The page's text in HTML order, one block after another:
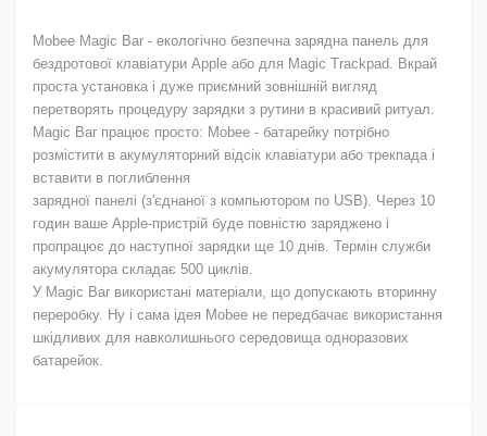
Mobee Magic Bar - екологічно безпечна зарядна панель для
бездротової клавіатури Apple або для Magic Trackpad. Вкрай
проста установка і дуже приємний зовнішній вигляд
перетворять процедуру зарядки з рутини в красивий ритуал.
Magic Bar працює просто: Mobee - батарейку потрібно
розмістити в акумуляторний відсік клавіатури або трекпада і
вставити в поглиблення
зарядної панелі (з'єднаної з компьютором по USB). Через 10
годин ваше Apple-пристрій буде повністю заряджено і
пропрацює до наступної зарядки ще 10 днів. Термін служби
акумулятора складає 500 циклів.
У Magic Bar використані матеріали, що допускають вторинну
переробку. Ну і сама ідея Mobee не передбачає використання
шкідливих для навколишнього середовища одноразових
батарейок.